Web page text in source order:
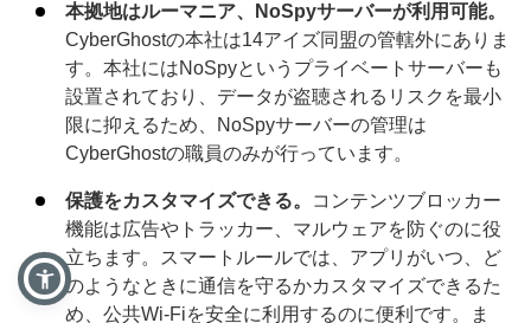
本拠地はルーマニア、NoSpyサーバーが利用可能。
CyberGhostの本社は14アイズ同盟の管轄外にありま
す。本社にはNoSpyというプライベートサーバーも
設置されており、データが盗聴されるリスクを最小
限に抑えるため、NoSpyサーバーの管理は
CyberGhostの職員のみが行っています。
保護をカスタマイズできる。
コンテンツブロッカー
機能は広告やトラッカー、マルウェアを防ぐのに役
立ちます。スマートルールでは、アプリがいつ、ど
のようなときに通信を守るかカスタマイズできるた
め、公共Wi-Fiを安全に利用するのに便利です。ま